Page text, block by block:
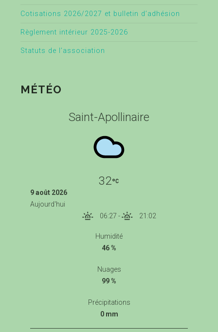
Cotisations 2026/2027 et bulletin d’adhésion
Règlement intérieur 2025-2026
Statuts de l’association
MÉTÉO
Saint-Apollinaire
32
9 août 2026
Aujourd'hui
06:27 - 21:02
Humidité
46 %
Nuages
99 %
Précipitations
0 mm